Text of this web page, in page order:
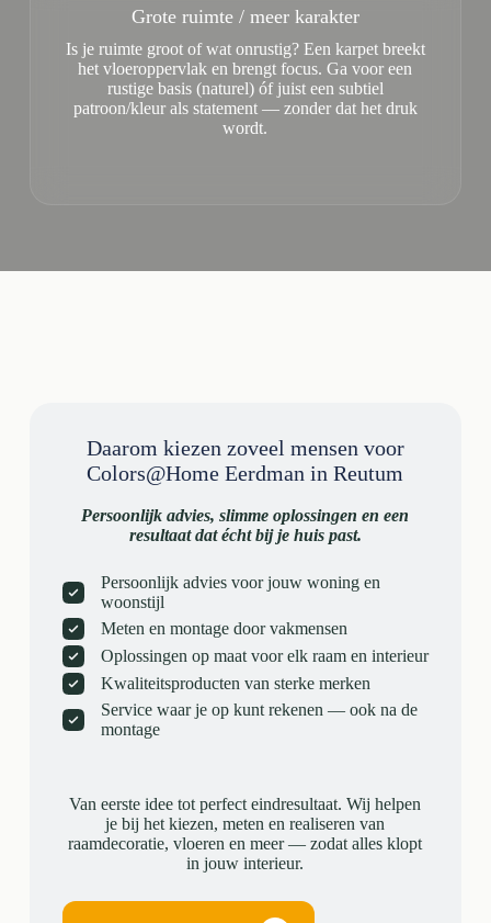
Grote ruimte / meer karakter
Is je ruimte groot of wat onrustig? Een karpet breekt
het vloeroppervlak en brengt focus. Ga voor een
rustige basis (naturel) óf juist een subtiel
patroon/kleur als statement — zonder dat het druk
wordt.
Daarom kiezen zoveel mensen voor
Colors@Home Eerdman in Reutum
Persoonlijk advies, slimme oplossingen en een
resultaat dat écht bij je huis past.
Persoonlijk advies voor jouw woning en
woonstijl
Meten en montage door vakmensen
Oplossingen op maat voor elk raam en interieur
Kwaliteitsproducten van sterke merken
Service waar je op kunt rekenen — ook na de
montage
Van eerste idee tot perfect eindresultaat. Wij helpen
je bij het kiezen, meten en realiseren van
raamdecoratie, vloeren en meer — zodat alles klopt
in jouw interieur.